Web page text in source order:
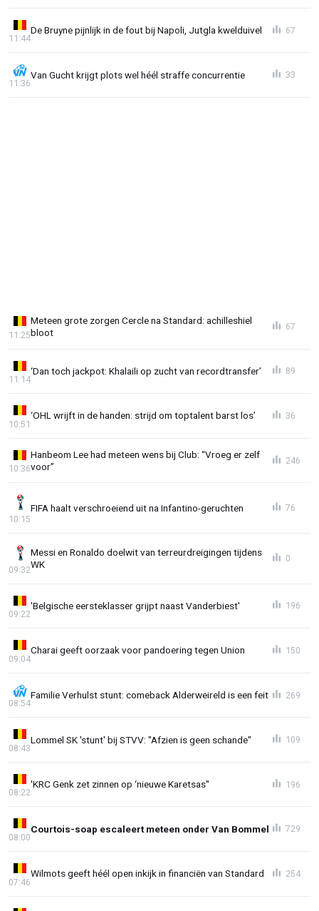
De Bruyne pijnlijk in de fout bij Napoli, Jutgla kwelduivel
11:44
67
Van Gucht krijgt plots wel héél straffe concurrentie
11:36
33
Meteen grote zorgen Cercle na Standard: achilleshiel
bloot
11:25
67
‘Dan toch jackpot: Khalaili op zucht van recordtransfer’
11:14
89
‘OHL wrijft in de handen: strijd om toptalent barst los’
10:51
36
Hanbeom Lee had meteen wens bij Club: “Vroeg er zelf
voor”
10:36
246
FIFA haalt verschroeiend uit na Infantino-geruchten
10:15
76
Messi en Ronaldo doelwit van terreurdreigingen tijdens
WK
09:32
0
'Belgische eersteklasser grijpt naast Vanderbiest'
09:22
196
Charai geeft oorzaak voor pandoering tegen Union
09:04
150
Familie Verhulst stunt: comeback Alderweireld is een feit
08:54
269
Lommel SK 'stunt' bij STVV: "Afzien is geen schande"
08:43
109
'KRC Genk zet zinnen op ‘nieuwe Karetsas''
08:22
196
Courtois-soap escaleert meteen onder Van Bommel
08:00
729
Wilmots geeft héél open inkijk in financiën van Standard
07:46
254